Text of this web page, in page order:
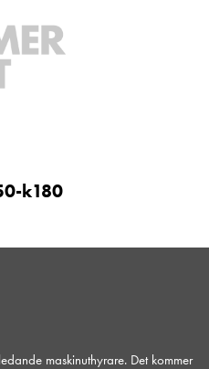
k180
maskinuthyrare. Det kommer